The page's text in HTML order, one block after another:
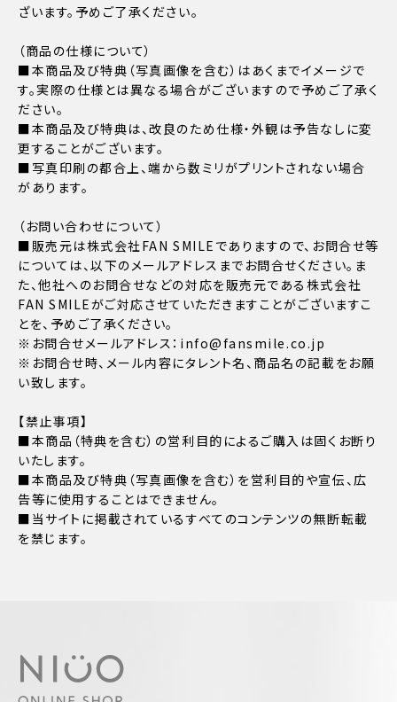
ざいます。予めご了承ください。
（商品の仕様について）
■本商品及び特典（写真画像を含む）はあくまでイメージで
す。実際の仕様とは異なる場合がございますので予めご了承く
ださい。
■本商品及び特典は、改良のため仕様・外観は予告なしに変
更することがございます。
■写真印刷の都合上、端から数ミリがプリントされない場合
があります。
（お問い合わせについて）
■販売元は株式会社FAN SMILEでありますので、お問合せ等
については、以下のメールアドレスまでお問合せください。ま
た、他社へのお問合せなどの対応を販売元である株式会社
FAN SMILEがご対応させていただきますことがございますこ
とを、予めご了承ください。
※お問合せメールアドレス：info@fansmile.co.jp
※お問合せ時、メール内容にタレント名、商品名の記載をお願
い致します。
【禁止事項】
■本商品（特典を含む）の営利目的によるご購入は固くお断り
いたします。
■本商品及び特典（写真画像を含む）を営利目的や宣伝、広
告等に使用することはできません。
■当サイトに掲載されているすべてのコンテンツの無断転載
を禁じます。